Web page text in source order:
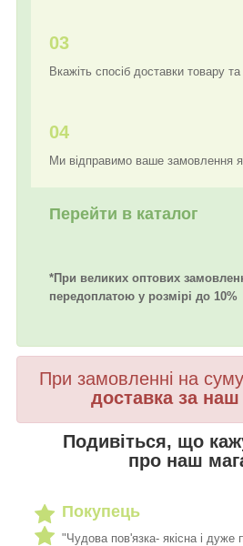
03
Вкажіть спосіб доставки товару
04
Ми відправимо ваше замовлення
Перейти в каталог
*При великих оптових
передоплатою у розмірі до 10%
При замовленні на
доставка за
Подивіться, що
про наш
Покупець
"Чудова пов'язка- якісна і дуже